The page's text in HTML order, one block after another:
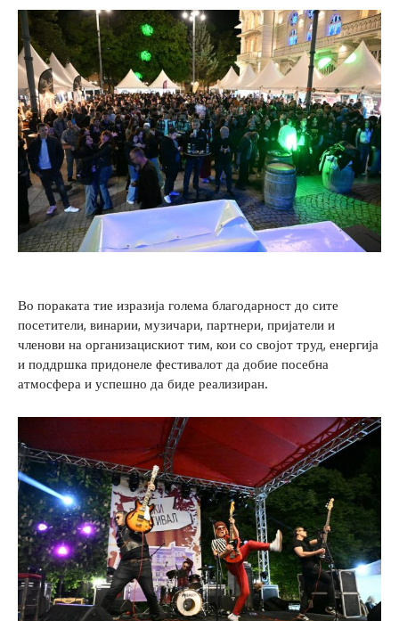
Во пораката тие изразија голема благодарност до сите
посетители, винарии, музичари, партнери, пријатели и
членови на организацискиот тим, кои со својот труд, енергија
и поддршка придонеле фестивалот да добие посебна
атмосфера и успешно да биде реализиран.